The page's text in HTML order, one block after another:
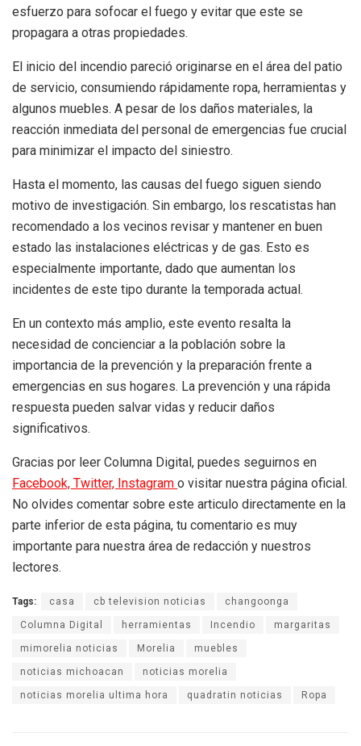
esfuerzo para sofocar el fuego y evitar que este se
propagara a otras propiedades.
El inicio del incendio pareció originarse en el área del patio
de servicio, consumiendo rápidamente ropa, herramientas y
algunos muebles. A pesar de los daños materiales, la
reacción inmediata del personal de emergencias fue crucial
para minimizar el impacto del siniestro.
Hasta el momento, las causas del fuego siguen siendo
motivo de investigación. Sin embargo, los rescatistas han
recomendado a los vecinos revisar y mantener en buen
estado las instalaciones eléctricas y de gas. Esto es
especialmente importante, dado que aumentan los
incidentes de este tipo durante la temporada actual.
En un contexto más amplio, este evento resalta la
necesidad de concienciar a la población sobre la
importancia de la prevención y la preparación frente a
emergencias en sus hogares. La prevención y una rápida
respuesta pueden salvar vidas y reducir daños
significativos.
Gracias por leer Columna Digital, puedes seguirnos en
Facebook, Twitter, Instagram o visitar nuestra página oficial.
No olvides comentar sobre este articulo directamente en la
parte inferior de esta página, tu comentario es muy
importante para nuestra área de redacción y nuestros
lectores.
Tags: casa cb television noticias changoonga
Columna Digital herramientas Incendio margaritas
mimorelia noticias Morelia muebles
noticias michoacan noticias morelia
noticias morelia ultima hora quadratin noticias Ropa